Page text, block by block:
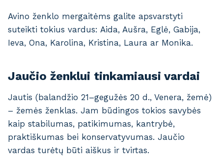
Avino ženklo mergaitėms galite apsvarstyti
suteikti tokius vardus: Aida, Aušra, Eglė, Gabija,
Ieva, Ona, Karolina, Kristina, Laura ar Monika.
Jaučio ženklui tinkamiausi vardai
Jautis (balandžio 21–gegužės 20 d., Venera, žemė)
– žemės ženklas. Jam būdingos tokios savybės
kaip stabilumas, patikimumas, kantrybė,
praktiškumas bei konservatyvumas. Jaučio
vardas turėtų būti aiškus ir tvirtas.